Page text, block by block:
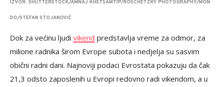
IZVOR: SHUTTERSTOCK/AMNAJ KHETSAMTIP/ROSCHETZKY PHOTOGRAPHY/MON
DO/STEFAN STOJANOVIĆ
Dok za većinu ljudi vikend predstavlja vreme za odmor, za
milione radnika širom Evrope subota i nedjelja su sasvim
obični radni dani. Najnoviji podaci Evrostata pokazuju da čak
21,3 odsto zaposlenih u Evropi redovno radi vikendom, a u